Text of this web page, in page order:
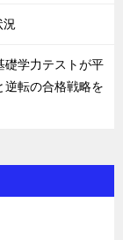
礎学力テストが平
逆転の合格戦略を